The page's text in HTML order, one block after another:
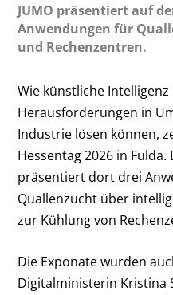
JUMO präsentiert auf
Anwendungen für
und Rechenzentren.
Wie künstliche
Herausforderungen in
Industrie lösen können,
Hessentag 2026 in
präsentiert dort drei
Quallenzucht über
zur Kühlung von
Die Exponate wurden
Digitalministerin Kristina